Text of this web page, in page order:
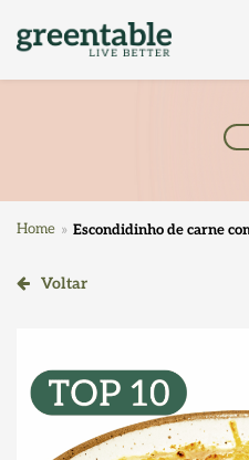
Home Escondidinho de carne
Voltar